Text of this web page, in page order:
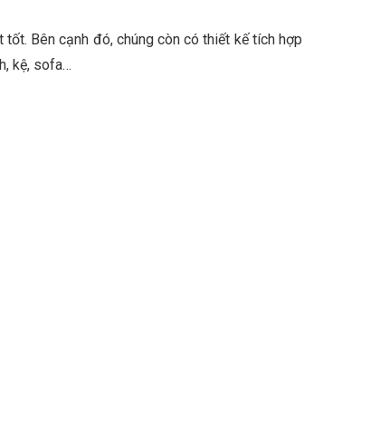
Bên cạnh đó, chúng còn có thiết kế tích hợp
kệ, sofa…